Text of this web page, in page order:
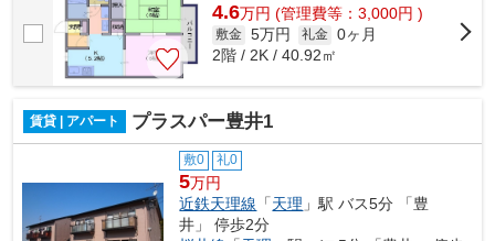
4.6万円 (管理費等：3,000円 )
敷金 5万円 礼金 0ヶ月
2階 / 2K / 40.92㎡
賃貸 | アパート プラスパー豊井1
敷0 礼0
5万円
近鉄天理線 「天理 」駅 バス5分 「豊
井」 停歩2分